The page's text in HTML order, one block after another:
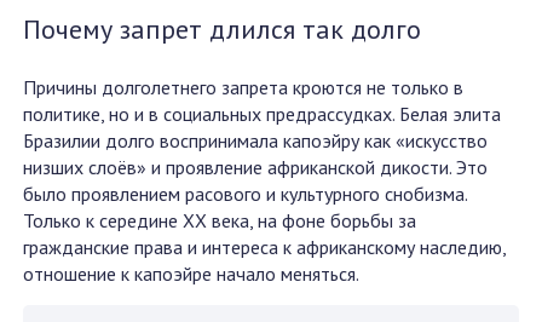
Почему запрет длился так долго
Причины долголетнего запрета кроются не только в
политике, но и в социальных предрассудках. Белая элита
Бразилии долго воспринимала капоэйру как «искусство
низших слоёв» и проявление африканской дикости. Это
было проявлением расового и культурного снобизма.
Только к середине XX века, на фоне борьбы за
гражданские права и интереса к африканскому наследию,
отношение к капоэйре начало меняться.